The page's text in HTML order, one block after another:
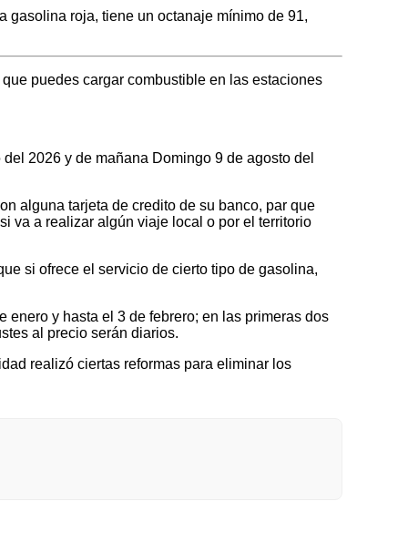
gasolina roja, tiene un octanaje mínimo de 91,
puedes cargar combustible en las estaciones
2026 y de mañana Domingo 9 de agosto del
alguna tarjeta de credito de su banco, par que
va a realizar algún viaje local o por el territorio
si ofrece el servicio de cierto tipo de gasolina,
y hasta el 3 de febrero; en las primeras dos
al precio serán diarios.
realizó ciertas reformas para eliminar los